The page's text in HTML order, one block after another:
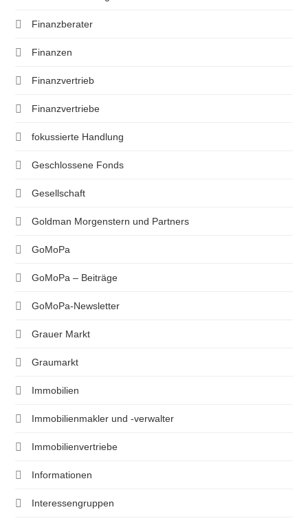
Finanzberater
Finanzen
Finanzvertrieb
Finanzvertriebe
fokussierte Handlung
Geschlossene Fonds
Gesellschaft
Goldman Morgenstern und Partners
GoMoPa
GoMoPa – Beiträge
GoMoPa-Newsletter
Grauer Markt
Graumarkt
Immobilien
Immobilienmakler und -verwalter
Immobilienvertriebe
Informationen
Interessengruppen